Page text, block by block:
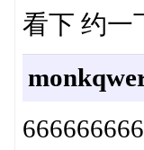
看下 约一